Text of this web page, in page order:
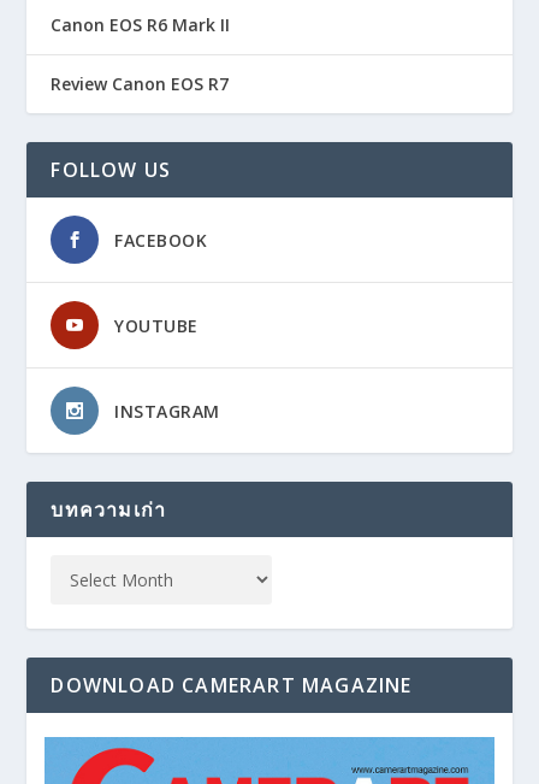
Canon EOS R6 Mark II
Review Canon EOS R7
FOLLOW US
FACEBOOK
YOUTUBE
INSTAGRAM
บทความเก่า
DOWNLOAD CAMERART MAGAZINE